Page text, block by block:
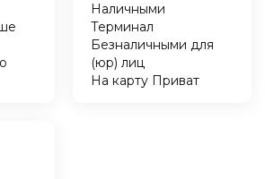
Наличными
Терминал
Безналичными для
(юр) лиц
На карту Приват